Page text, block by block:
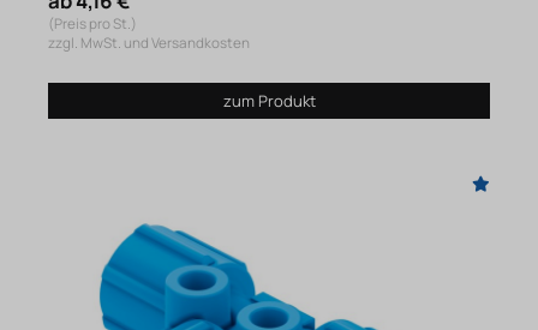
(Preis pro St.)
zzgl. MwSt. und Versandkosten
zum Produkt